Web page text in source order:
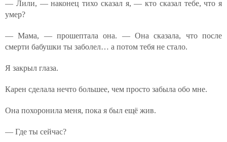
— Лили, — наконец тихо сказал я, — кто сказал тебе, что я
умер?
— Мама, — прошептала она. — Она сказала, что после
смерти бабушки ты заболел… а потом тебя не стало.
Я закрыл глаза.
Карен сделала нечто большее, чем просто забыла обо мне.
Она похоронила меня, пока я был ещё жив.
— Где ты сейчас?